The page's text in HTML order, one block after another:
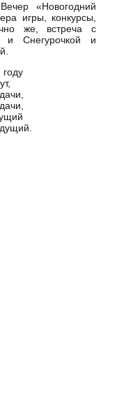
«Новогодний
игры, конкурсы,
же, встреча с
Снегурочкой и